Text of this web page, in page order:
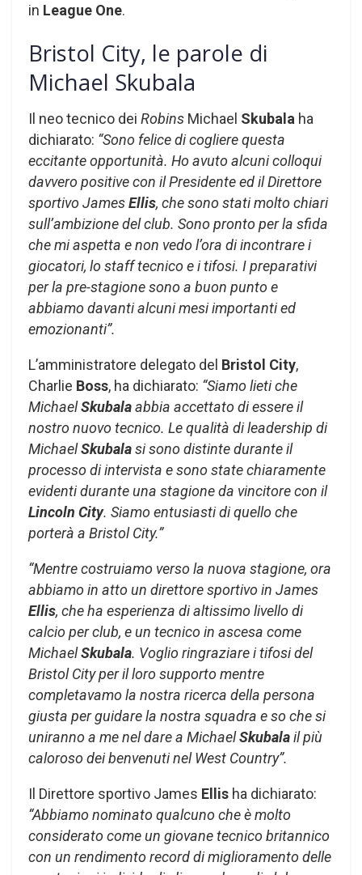
in League One.
Bristol City, le parole di
Michael Skubala
Il neo tecnico dei Robins Michael Skubala ha
dichiarato: “Sono felice di cogliere questa
eccitante opportunità. Ho avuto alcuni colloqui
davvero positive con il Presidente ed il Direttore
sportivo JamesEllis, che sono stati molto chiari
sull’ambizione del club. Sono pronto per la sfida
che mi aspetta e non vedo l’ora di incontrare i
giocatori, lo staff tecnico e i tifosi. I preparativi
per la pre-stagione sono a buon punto e
abbiamo davanti alcuni mesi importanti ed
emozionanti”.
L’amministratore delegato del Bristol City,
Charlie Boss, ha dichiarato: “Siamo lieti che
MichaelSkubalaabbia accettato di essere il
nostro nuovo tecnico. Le qualità di leadership di
MichaelSkubalasi sono distinte durante il
processo di intervista e sono state chiaramente
evidenti durante una stagione da vincitore con il
Lincoln City. Siamo entusiasti di quello che
porterà a Bristol City.”
“Mentre costruiamo verso la nuova stagione, ora
abbiamo in atto un direttore sportivo in James
Ellis, che ha esperienza di altissimo livello di
calcio per club, e un tecnico in ascesa come
MichaelSkubala. Voglio ringraziare i tifosi del
Bristol City per il loro supporto mentre
completavamo la nostra ricerca della persona
giusta per guidare la nostra squadra e so che si
uniranno a me nel dare a MichaelSkubalail più
caloroso dei benvenuti nel West Country”.
Il Direttore sportivo James Ellis ha dichiarato:
“Abbiamo nominato qualcuno che è molto
considerato come un giovane tecnico britannico
con un rendimento record di miglioramento delle